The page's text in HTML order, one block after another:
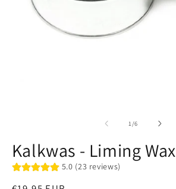
1/van
6
Kalkwas - Liming Wax
5.0 (23 reviews)